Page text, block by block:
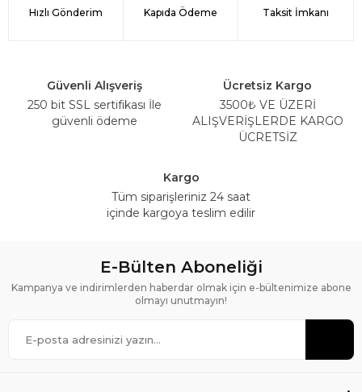
Hızlı Gönderim Kapıda Ödeme Taksit İmkanı
Güvenli Alışveriş
250 bit SSL sertifikası İle
güvenli ödeme
Ücretsiz Kargo
3500₺ VE ÜZERİ
ALIŞVERİŞLERDE KARGO
ÜCRETSİZ
Kargo
Tüm siparişleriniz 24 saat
içinde kargoya teslim edilir
E-Bülten Aboneliği
Kampanya ve indirimlerden haberdar olmak için e-bültenimize abone
olmayı unutmayın!